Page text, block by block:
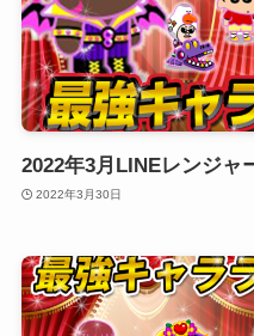
2022年3月LINEレンジャ
2022年3月30日